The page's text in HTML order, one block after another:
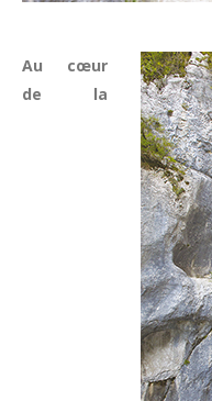
Au cœur
de la